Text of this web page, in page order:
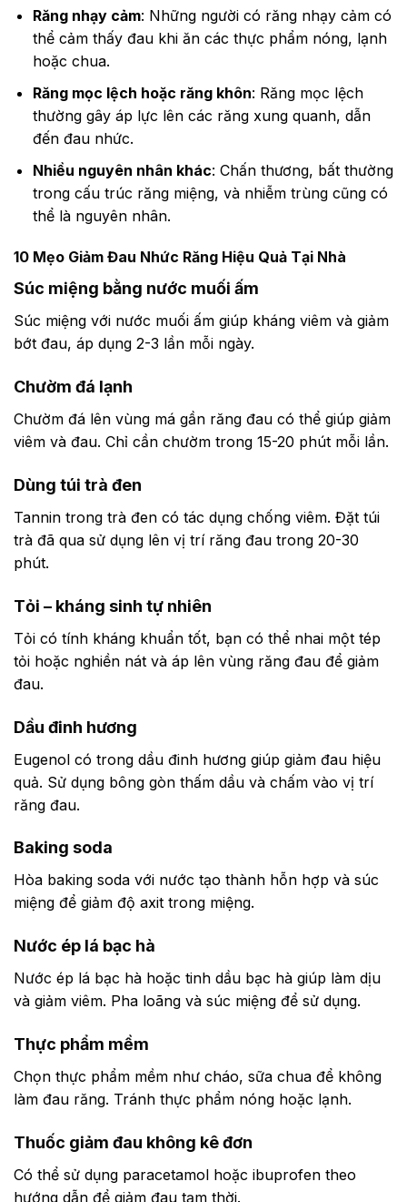
Răng nhạy cảm: Những người có răng nhạy cảm có
thể cảm thấy đau khi ăn các thực phẩm nóng, lạnh
hoặc chua.
Răng mọc lệch hoặc răng khôn: Răng mọc lệch
thường gây áp lực lên các răng xung quanh, dẫn
đến đau nhức.
Nhiều nguyên nhân khác: Chấn thương, bất thường
trong cấu trúc răng miệng, và nhiễm trùng cũng có
thể là nguyên nhân.
10 Mẹo Giảm Đau Nhức Răng Hiệu Quả Tại Nhà
Súc miệng bằng nước muối ấm
Súc miệng với nước muối ấm giúp kháng viêm và giảm
bớt đau, áp dụng 2-3 lần mỗi ngày.
Chườm đá lạnh
Chườm đá lên vùng má gần răng đau có thể giúp giảm
viêm và đau. Chỉ cần chườm trong 15-20 phút mỗi lần.
Dùng túi trà đen
Tannin trong trà đen có tác dụng chống viêm. Đặt túi
trà đã qua sử dụng lên vị trí răng đau trong 20-30
phút.
Tỏi – kháng sinh tự nhiên
Tỏi có tính kháng khuẩn tốt, bạn có thể nhai một tép
tỏi hoặc nghiền nát và áp lên vùng răng đau để giảm
đau.
Dầu đinh hương
Eugenol có trong dầu đinh hương giúp giảm đau hiệu
quả. Sử dụng bông gòn thấm dầu và chấm vào vị trí
răng đau.
Baking soda
Hòa baking soda với nước tạo thành hỗn hợp và súc
miệng để giảm độ axit trong miệng.
Nước ép lá bạc hà
Nước ép lá bạc hà hoặc tinh dầu bạc hà giúp làm dịu
và giảm viêm. Pha loãng và súc miệng để sử dụng.
Thực phẩm mềm
Chọn thực phẩm mềm như cháo, sữa chua để không
làm đau răng. Tránh thực phẩm nóng hoặc lạnh.
Thuốc giảm đau không kê đơn
Có thể sử dụng paracetamol hoặc ibuprofen theo
hướng dẫn để giảm đau tạm thời.